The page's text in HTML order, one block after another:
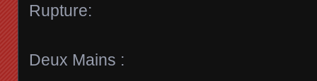
Rupture:
Deux Mains :